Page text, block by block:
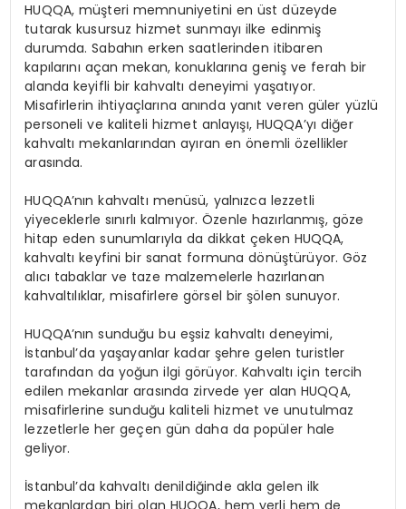
HUQQA, müşteri memnuniyetini en üst düzeyde
tutarak kusursuz hizmet sunmayı ilke edinmiş
durumda. Sabahın erken saatlerinden itibaren
kapılarını açan mekan, konuklarına geniş ve ferah bir
alanda keyifli bir kahvaltı deneyimi yaşatıyor.
Misafirlerin ihtiyaçlarına anında yanıt veren güler yüzlü
personeli ve kaliteli hizmet anlayışı, HUQQA’yı diğer
kahvaltı mekanlarından ayıran en önemli özellikler
arasında.
HUQQA’nın kahvaltı menüsü, yalnızca lezzetli
yiyeceklerle sınırlı kalmıyor. Özenle hazırlanmış, göze
hitap eden sunumlarıyla da dikkat çeken HUQQA,
kahvaltı keyfini bir sanat formuna dönüştürüyor. Göz
alıcı tabaklar ve taze malzemelerle hazırlanan
kahvaltılıklar, misafirlere görsel bir şölen sunuyor.
HUQQA’nın sunduğu bu eşsiz kahvaltı deneyimi,
İstanbul’da yaşayanlar kadar şehre gelen turistler
tarafından da yoğun ilgi görüyor. Kahvaltı için tercih
edilen mekanlar arasında zirvede yer alan HUQQA,
misafirlerine sunduğu kaliteli hizmet ve unutulmaz
lezzetlerle her geçen gün daha da popüler hale
geliyor.
İstanbul’da kahvaltı denildiğinde akla gelen ilk